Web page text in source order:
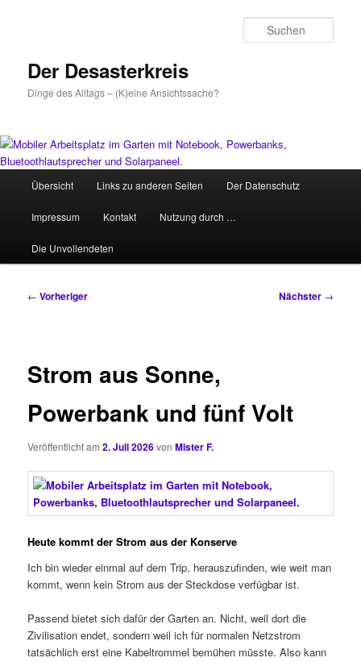
Der Desasterkreis
Dinge des Alltags – (K)eine Ansichtssache?
HauptmenüÜbersicht Links zu anderen Seiten Der Datenschutz
Impressum Kontakt Nutzung durch …
Die Unvollendeten
Beitragsnavigation
← Vorheriger Nächster →
Strom aus Sonne,
Powerbank und fünf Volt
Veröffentlicht am2. Juli 2026vonMister F.
Heute kommt der Strom aus der Konserve
Ich bin wieder einmal auf dem Trip, herauszufinden, wie weit man
kommt, wenn kein Strom aus der Steckdose verfügbar ist.
Passend bietet sich dafür der Garten an. Nicht, weil dort die
Zivilisation endet, sondern weil ich für normalen Netzstrom
tatsächlich erst eine Kabeltrommel bemühen müsste. Also kann